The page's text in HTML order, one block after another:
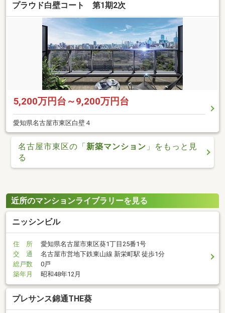
プラウド白壁コート 第1期2次
5,200万円台～9,200万円台
愛知県名古屋市東区白壁４
名古屋市東区の「新築マンション 」をもっと見
る
近所のマンションライブラリーを見る
ニッシンビル
住 所
愛知県名古屋市東区葵1丁目25番1号
交 通
名古屋市営地下鉄東山線 新栄町駅 徒歩1分
総戸数
0戸
築年月
昭和48年12月
プレサンス錦通THE葵